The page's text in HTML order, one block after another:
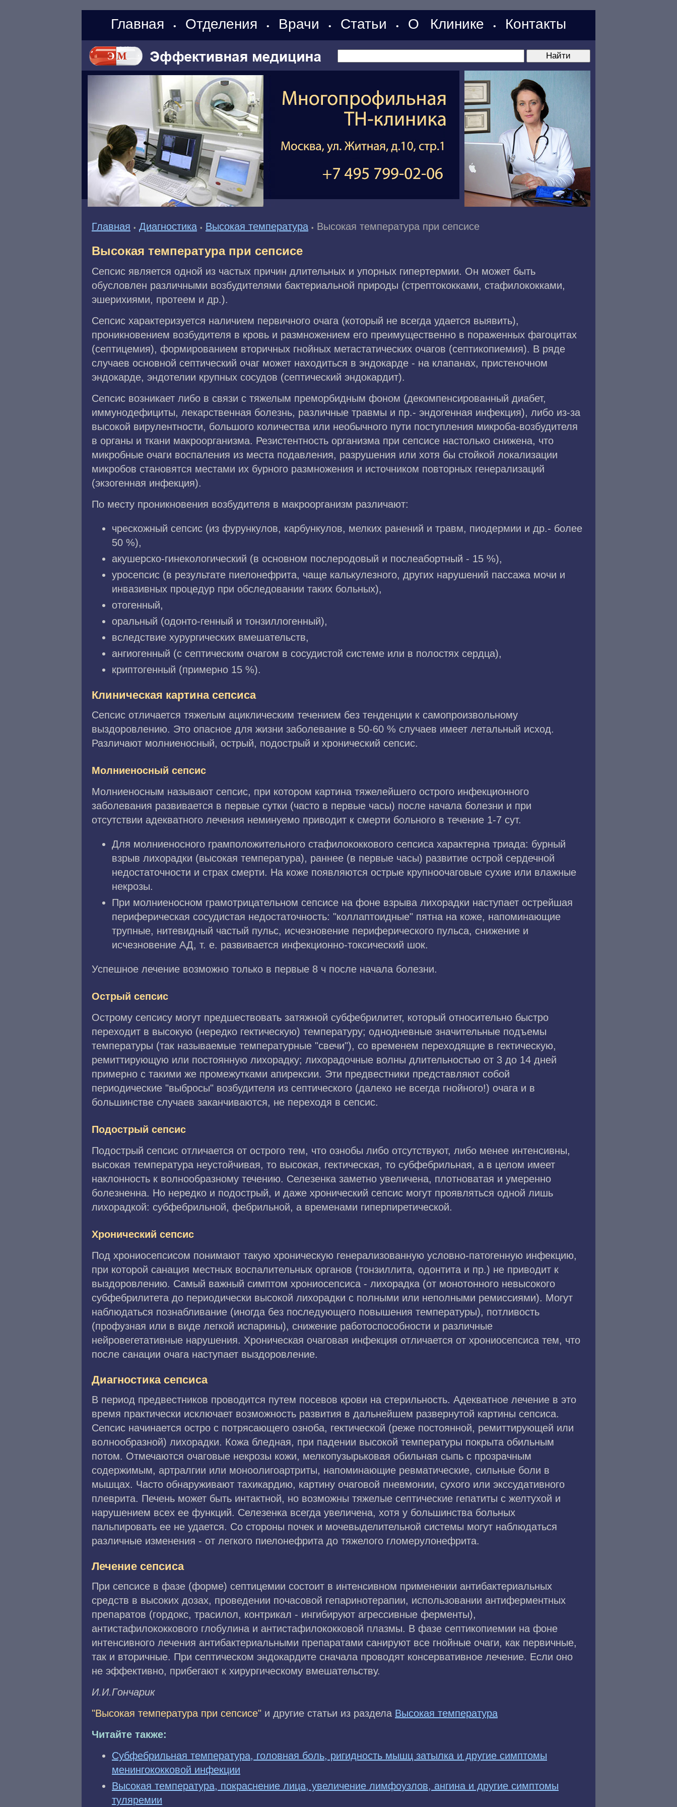
Главная • Отделения • Врачи • Статьи • О Клинике • Контакты
Главная • Диагностика • Высокая температура • Высокая температура при сепсисе
Высокая температура при сепсисе
Сепсис является одной из частых причин длительных и упорных гипертермии. Он может быть
обусловлен различными возбудителями бактериальной природы (стрептококками, стафилококками,
эшерихиями, протеем и др.).
Сепсис характеризуется наличием первичного очага (который не всегда удается выявить),
проникновением возбудителя в кровь и размножением его преимущественно в пораженных фагоцитах
(септицемия), формированием вторичных гнойных метастатических очагов (септикопиемия). В ряде
случаев основной септический очаг может находиться в эндокарде - на клапанах, пристеночном
эндокарде, эндотелии крупных сосудов (септический эндокардит).
Сепсис возникает либо в связи с тяжелым преморбидным фоном (декомпенсированный диабет,
иммунодефициты, лекарственная болезнь, различные травмы и пр.- эндогенная инфекция), либо из-за
высокой вирулентности, большого количества или необычного пути поступления микроба-возбудителя
в органы и ткани макроорганизма. Резистентность организма при сепсисе настолько снижена, что
микробные очаги воспаления из места подавления, разрушения или хотя бы стойкой локализации
микробов становятся местами их бурного размножения и источником повторных генерализаций
(экзогенная инфекция).
По месту проникновения возбудителя в макроорганизм различают:
чрескожный сепсис (из фурункулов, карбункулов, мелких ранений и травм, пиодермии и др.- более
50 %),
акушерско-гинекологический (в основном послеродовый и послеабортный - 15 %),
уросепсис (в результате пиелонефрита, чаще калькулезного, других нарушений пассажа мочи и
инвазивных процедур при обследовании таких больных),
отогенный,
оральный (одонто-генный и тонзиллогенный),
вследствие хурургических вмешательств,
ангиогенный (с септическим очагом в сосудистой системе или в полостях сердца),
криптогенный (примерно 15 %).
Клиническая картина сепсиса
Сепсис отличается тяжелым ациклическим течением без тенденции к самопроизвольному
выздоровлению. Это опасное для жизни заболевание в 50-60 % случаев имеет летальный исход.
Различают молниеносный, острый, подострый и хронический сепсис.
Молниеносный сепсис
Молниеносным называют сепсис, при котором картина тяжелейшего острого инфекционного
заболевания развивается в первые сутки (часто в первые часы) после начала болезни и при
отсутствии адекватного лечения неминуемо приводит к смерти больного в течение 1-7 сут.
Для молниеносного грамположительного стафилококкового сепсиса характерна триада: бурный
взрыв лихорадки (высокая температура), раннее (в первые часы) развитие острой сердечной
недостаточности и страх смерти. На коже появляются острые крупноочаговые сухие или влажные
некрозы.
При молниеносном грамотрицательном сепсисе на фоне взрыва лихорадки наступает острейшая
периферическая сосудистая недостаточность: "коллаптоидные" пятна на коже, напоминающие
трупные, нитевидный частый пульс, исчезновение периферического пульса, снижение и
исчезновение АД, т. е. развивается инфекционно-токсический шок.
Успешное лечение возможно только в первые 8 ч после начала болезни.
Острый сепсис
Острому сепсису могут предшествовать затяжной субфебрилитет, который относительно быстро
переходит в высокую (нередко гектическую) температуру; однодневные значительные подъемы
температуры (так называемые температурные "свечи"), со временем переходящие в гектическую,
ремиттирующую или постоянную лихорадку; лихорадочные волны длительностью от 3 до 14 дней
примерно с такими же промежутками апирексии. Эти предвестники представляют собой
периодические "выбросы" возбудителя из септического (далеко не всегда гнойного!) очага и в
большинстве случаев заканчиваются, не переходя в сепсис.
Подострый сепсис
Подострый сепсис отличается от острого тем, что ознобы либо отсутствуют, либо менее интенсивны,
высокая температура неустойчивая, то высокая, гектическая, то субфебрильная, а в целом имеет
наклонность к волнообразному течению. Селезенка заметно увеличена, плотноватая и умеренно
болезненна. Но нередко и подострый, и даже хронический сепсис могут проявляться одной лишь
лихорадкой: субфебрильной, фебрильной, а временами гиперпиретической.
Хронический сепсис
Под хрониосепсисом понимают такую хроническую генерализованную условно-патогенную инфекцию,
при которой санация местных воспалительных органов (тонзиллита, одонтита и пр.) не приводит к
выздоровлению. Самый важный симптом хрониосепсиса - лихорадка (от монотонного невысокого
субфебрилитета до периодически высокой лихорадки с полными или неполными ремиссиями). Могут
наблюдаться познабливание (иногда без последующего повышения температуры), потливость
(профузная или в виде легкой испарины), снижение работоспособности и различные
нейровегетативные нарушения. Хроническая очаговая инфекция отличается от хрониосепсиса тем, что
после санации очага наступает выздоровление.
Диагностика сепсиса
В период предвестников проводится путем посевов крови на стерильность. Адекватное лечение в это
время практически исключает возможность развития в дальнейшем развернутой картины сепсиса.
Сепсис начинается остро с потрясающего озноба, гектической (реже постоянной, ремиттирующей или
волнообразной) лихорадки. Кожа бледная, при падении высокой температуры покрыта обильным
потом. Отмечаются очаговые некрозы кожи, мелкопузырьковая обильная сыпь с прозрачным
содержимым, артралгии или моноолигоартриты, напоминающие ревматические, сильные боли в
мышцах. Часто обнаруживают тахикардию, картину очаговой пневмонии, сухого или экссудативного
плеврита. Печень может быть интактной, но возможны тяжелые септические гепатиты с желтухой и
нарушением всех ее функций. Селезенка всегда увеличена, хотя у большинства больных
пальпировать ее не удается. Со стороны почек и мочевыделительной системы могут наблюдаться
различные изменения - от легкого пиелонефрита до тяжелого гломерулонефрита.
Лечение сепсиса
При сепсисе в фазе (форме) септицемии состоит в интенсивном применении антибактериальных
средств в высоких дозах, проведении почасовой гепаринотерапии, использовании антиферментных
препаратов (гордокс, трасилол, контрикал - ингибируют агрессивные ферменты),
антистафилококкового глобулина и антистафилококковой плазмы. В фазе септикопиемии на фоне
интенсивного лечения антибактериальными препаратами санируют все гнойные очаги, как первичные,
так и вторичные. При септическом эндокардите сначала проводят консервативное лечение. Если оно
не эффективно, прибегают к хирургическому вмешательству.
И.И.Гoнчapик
"Высокая температура при сепсисе" и другие статьи из раздела Высокая температура
Читайте также:
Субфебрильная температура, головная боль, ригидность мышц затылка и другие симптомы
менингококковой инфекции
Высокая температура, покраснение лица, увеличение лимфоузлов, ангина и другие симптомы
туляремии